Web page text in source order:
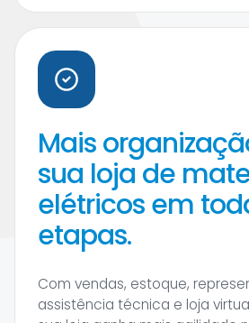
Mais
sua loja de
elétricos em
etapas.
Com vendas, estoque,
assistência técnica e loja